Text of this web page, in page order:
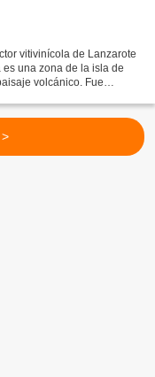
vitivinícola de Lanzarote
una zona de la isla de
volcánico. Fue